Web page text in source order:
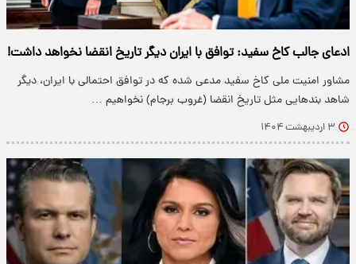
ادعای جالب کاخ سفید: توافق با ایران دیگر تاریخ انقضا نخواهد داشت!
مشاور امنیت ملی کاخ سفید مدعی شده که در توافق احتمالی با ایران، دیگر
شاهد بندهایی مثل تاریخ انقضا (غروب برجام) نخواهیم …
۳ اردیبهشت ۱۴۰۴